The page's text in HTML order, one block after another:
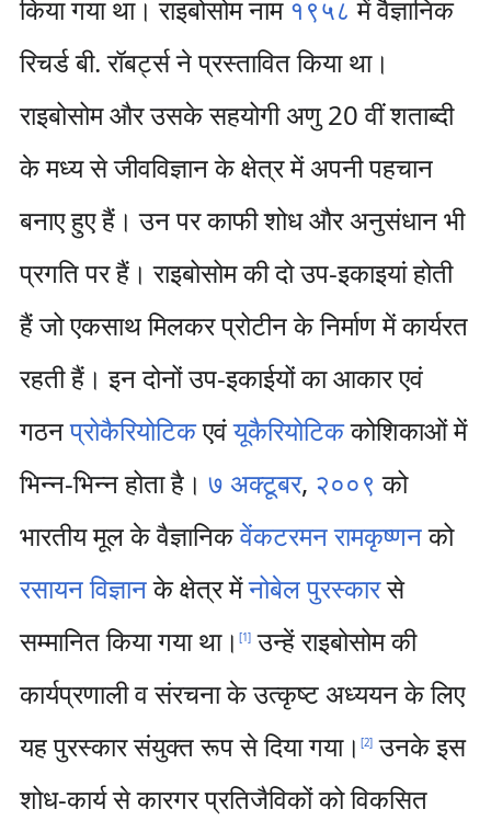
किया गया था। राइबोसोम नाम १९५८ में वैज्ञानिक
रिचर्ड बी. रॉबर्ट्स ने प्रस्तावित किया था।
राइबोसोम और उसके सहयोगी अणु 20 वीं शताब्दी
के मध्य से जीवविज्ञान के क्षेत्र में अपनी पहचान
बनाए हुए हैं। उन पर काफी शोध और अनुसंधान भी
प्रगति पर हैं। राइबोसोम की दो उप-इकाइयां होती
हैं जो एकसाथ मिलकर प्रोटीन के निर्माण में कार्यरत
रहती हैं। इन दोनों उप-इकाईयों का आकार एवं
गठनप्रोकैरियोटिकएवंयूकैरियोटिककोशिकाओं में
भिन्न-भिन्न होता है। ७ अक्टूबर, २००९ को
भारतीय मूल के वैज्ञानिकवेंकटरमन रामकृष्णनको
रसायन विज्ञानके क्षेत्र मेंनोबेल पुरस्कारसे
सम्मानित किया गया था। [1]उन्हें राइबोसोम की
कार्यप्रणाली व संरचना के उत्कृष्ट अध्ययन के लिए
यह पुरस्कार संयुक्त रूप से दिया गया। [2]उनके इस
शोध-कार्य से कारगर प्रतिजैविकों को विकसित